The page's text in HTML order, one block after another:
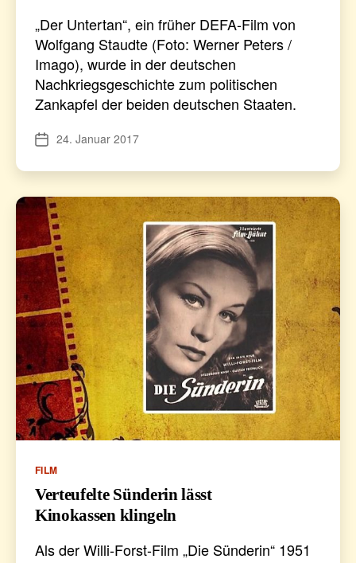
„Der Untertan“, ein früher DEFA-Film von
Wolfgang Staudte (Foto: Werner Peters /
Imago), wurde in der deutschen
Nachkriegsgeschichte zum politischen
Zankapfel der beiden deutschen Staaten.
Veröffentlichungsdatum
24. Januar 2017
Kategorien
FILM
Verteufelte Sünderin lässt
Kinokassen klingeln
Als der Willi-Forst-Film „Die Sünderin“ 1951